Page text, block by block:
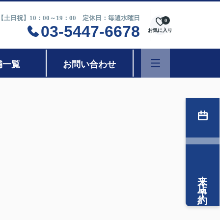
土日祝】10：00～19：00 定休日：毎週水曜日
03-5447-6678 お気に入り
0
一覧 お問い合わせ
来店予約